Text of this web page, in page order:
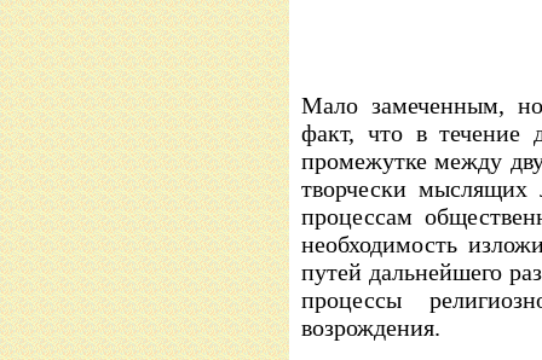
Мало замеченным,
факт, что в течение
промежутке между
творчески
процессам
необходимость
путей дальнейшего
процессы
возрождения.